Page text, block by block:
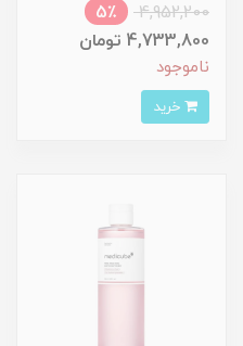
4,952,200
5٪
4,733,800 تومان
ناموجود